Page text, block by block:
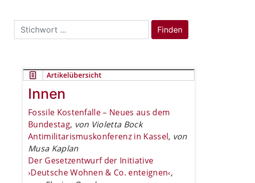
Search
for:
Finden
Artikelübersicht
Innen
Fossile Kostenfalle – Neues aus dem
Bundestag, von Violetta Bock
Antimilitarismuskonferenz in Kassel, von
Musa Kaplan
Der Gesetzentwurf der Initiative
›Deutsche Wohnen & Co. enteignen‹,